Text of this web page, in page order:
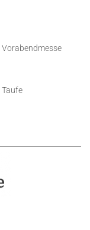
Vorabendmesse
Taufe